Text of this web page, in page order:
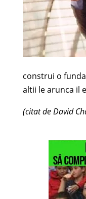
construi o
altii le arunca il
(citat de David